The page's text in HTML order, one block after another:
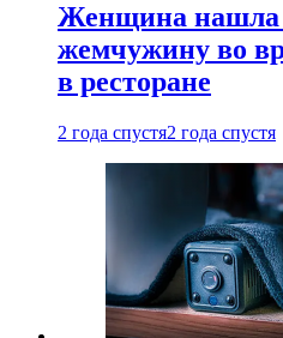
Женщина нашла
жемчужину во
в ресторане
2 года спустя2 года спустя